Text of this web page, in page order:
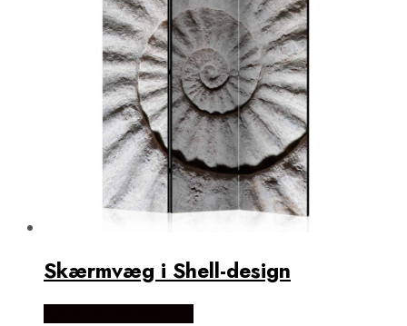
Skærmvæg i Shell-design